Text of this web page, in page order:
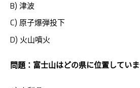
B) 津波
C) 原子爆弾投下
D) 火山噴火
問題：富士山はどの県に位置してい